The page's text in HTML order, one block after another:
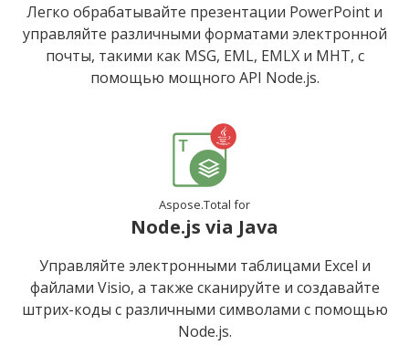
Легко обрабатывайте презентации PowerPoint и
управляйте различными форматами электронной
почты, такими как MSG, EML, EMLX и MHT, с
помощью мощного API Node.js.
Aspose.Total for
Node.js via Java
Управляйте электронными таблицами Excel и
файлами Visio, а также сканируйте и создавайте
штрих-коды с различными символами с помощью
Node.js.